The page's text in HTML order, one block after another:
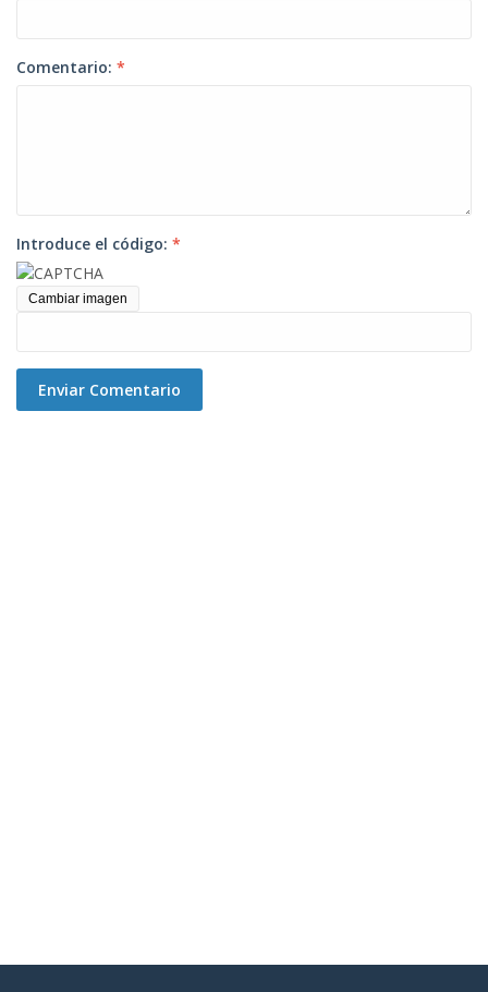
Comentario: *
Introduce el código: *
Cambiar imagen
Enviar Comentario